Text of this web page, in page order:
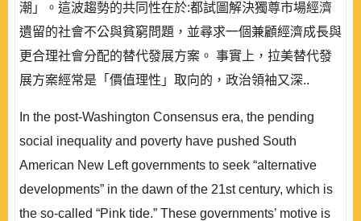
潮」。這波趨勢的共同性在於:都試圖解決獨尊市場經濟
遺留的社會不公與貧窮問題，並尋求一個兼顧經濟成長與
更合理社會分配的替代發展方案。 事實上，拉美替代發
展方案經常是「價值理性」取向的，政治領袖又深..
In the post-Washington Consensus era, the pending
social inequality and poverty have pushed South
American New Left governments to seek “alternative
developments” in the dawn of the 21st century, which is
the so-called “Pink tide.” These governments’ motive is